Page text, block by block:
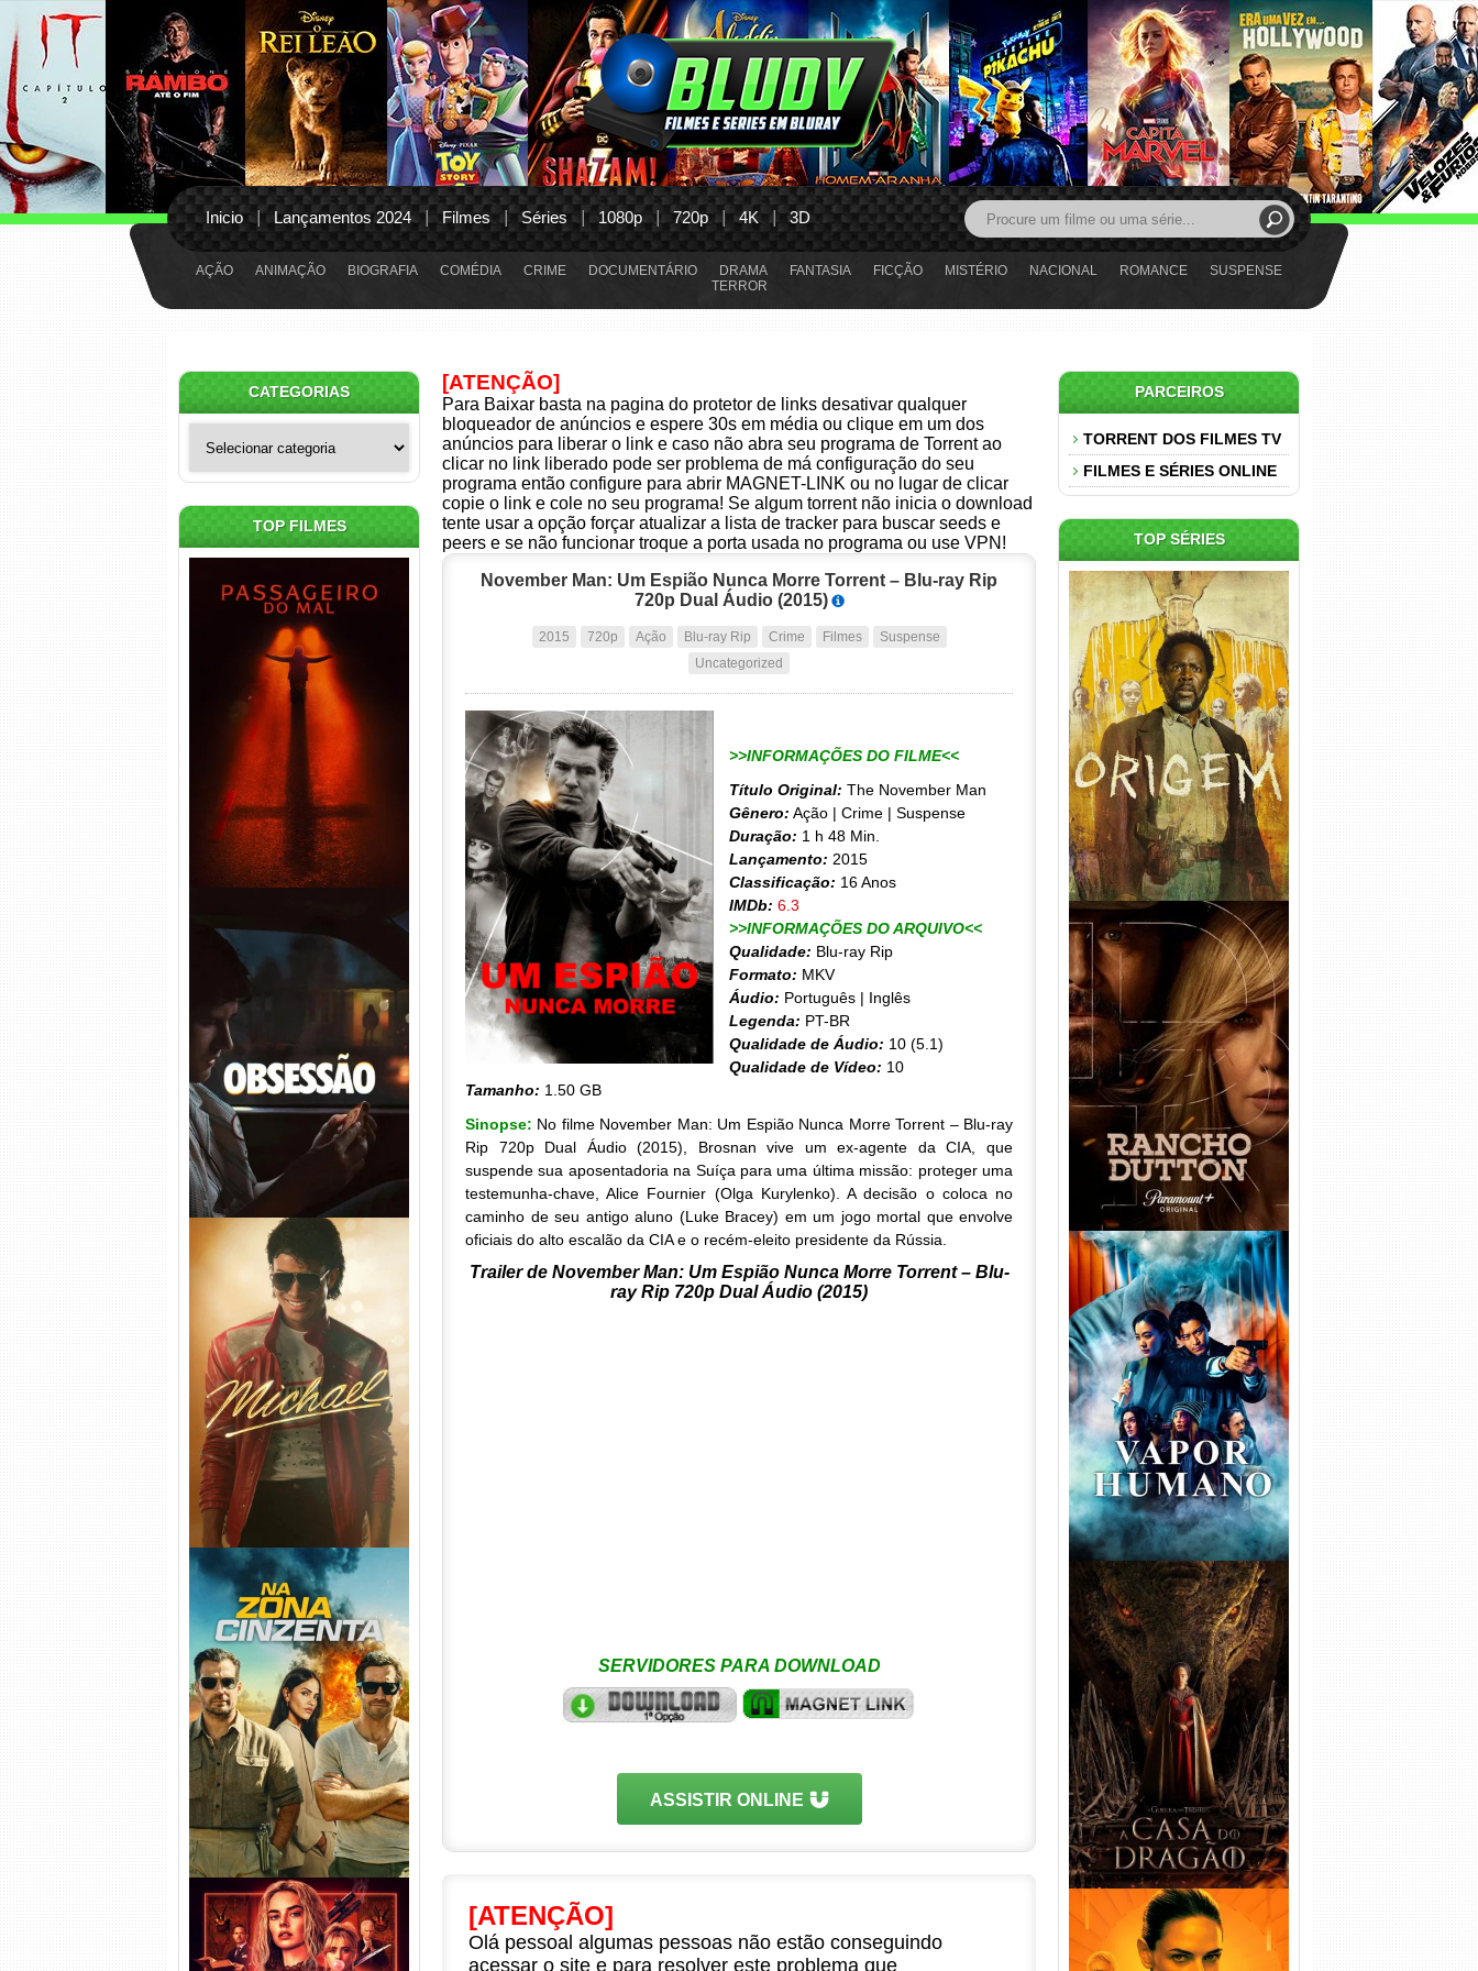
Inicio Lançamentos 2024 Filmes Séries 1080p 720p 4K 3D
AÇÃO ANIMAÇÃO BIOGRAFIA COMÉDIA CRIME DOCUMENTÁRIO DRAMA FANTASIA FICÇÃO MISTÉRIO NACIONAL ROMANCE
SUSPENSE
TERROR
[ATENÇÃO]
Para Baixar basta na pagina do protetor de links desativar qualquer
bloqueador de anúncios e espere 30s em média ou clique em um dos
anúncios para liberar o link e caso não abra seu programa de Torrent ao
clicar no link liberado pode ser problema de má configuração do seu
programa então configure para abrir MAGNET-LINK ou no lugar de clicar
copie o link e cole no seu programa! Se algum torrent não inicia o download
tente usar a opção forçar atualizar a lista de tracker para buscar seeds e
peers e se não funcionar troque a porta usada no programa ou use VPN!
November Man: Um Espião Nunca Morre Torrent – Blu-ray Rip
720p Dual Áudio (2015)
2015 720p Ação Blu-ray Rip Crime Filmes
Suspense
Uncategorized
>>INFORMAÇÕES DO FILME<<
Título Original: The November Man
Gênero: Ação | Crime | Suspense
Duração: 1 h 48 Min.
Lançamento: 2015
Classificação: 16 Anos
IMDb: 6.3
>>INFORMAÇÕES DO ARQUIVO<<
Qualidade: Blu-ray Rip
Formato: MKV
Áudio: Português | Inglês
Legenda: PT-BR
Qualidade de Áudio: 10 (5.1)
Qualidade de Vídeo: 10
Tamanho: 1.50 GB
Sinopse: No filme November Man: Um Espião Nunca Morre Torrent – Blu-ray
Rip 720p Dual Áudio (2015), Brosnan vive um ex-agente da CIA, que
suspende sua aposentadoria na Suíça para uma última missão: proteger uma
testemunha-chave, Alice Fournier (Olga Kurylenko). A decisão o coloca no
caminho de seu antigo aluno (Luke Bracey) em um jogo mortal que envolve
oficiais do alto escalão da CIA e o recém-eleito presidente da Rússia.
Trailer de November Man: Um Espião Nunca Morre Torrent – Blu-
ray Rip 720p Dual Áudio (2015)
SERVIDORES PARA DOWNLOAD
ASSISTIR ONLINE
[ATENÇÃO]
Olá pessoal algumas pessoas não estão conseguindo
acessar o site e para resolver este problema que
CATEGORIAS
TOP FILMES
Passageiro do Mal Torrent
(2026) WEB-DL 1080p Dual
Áudio
Obsessão Torrent (2026)
WEB-DL 1080p/4K Dual
Áudio
Michael Torrent (2026) WEB-
DL 1080p/4K Dual Áudio
Na Zona Cinzenta Torrent
(2026) WEB-DL 1080p/4K
Dual Áudio
PARCEIROS
TORRENT DOS FILMES TV
FILMES E SÉRIES ONLINE
TOP SÉRIES
Origem 4ª Temporada Torrent
(2026) WEB-DL 1080p/4K
Dual Áudio
Rancho Dutton 1ª
Temporada Torrent (2026)
WEB-DL 1080p Dual Áudio
Vapor Humano 1ª Temporada
Torrent (2026) WEB-DL 1080p
Dual Áudio
A Casa do Dragão 1ª
Temporada Torrent (2022)
WEB-DL 720p/1080p Dual
Áudio